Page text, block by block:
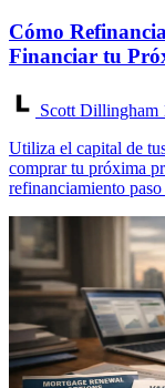
Cómo
Financiar tu
Scott Dillingham
Utiliza el capital de
comprar tu próxima
refinanciamiento paso